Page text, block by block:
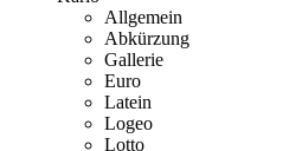
Allgemein
Abkürzung
Gallerie
Euro
Latein
Logeo
Lotto